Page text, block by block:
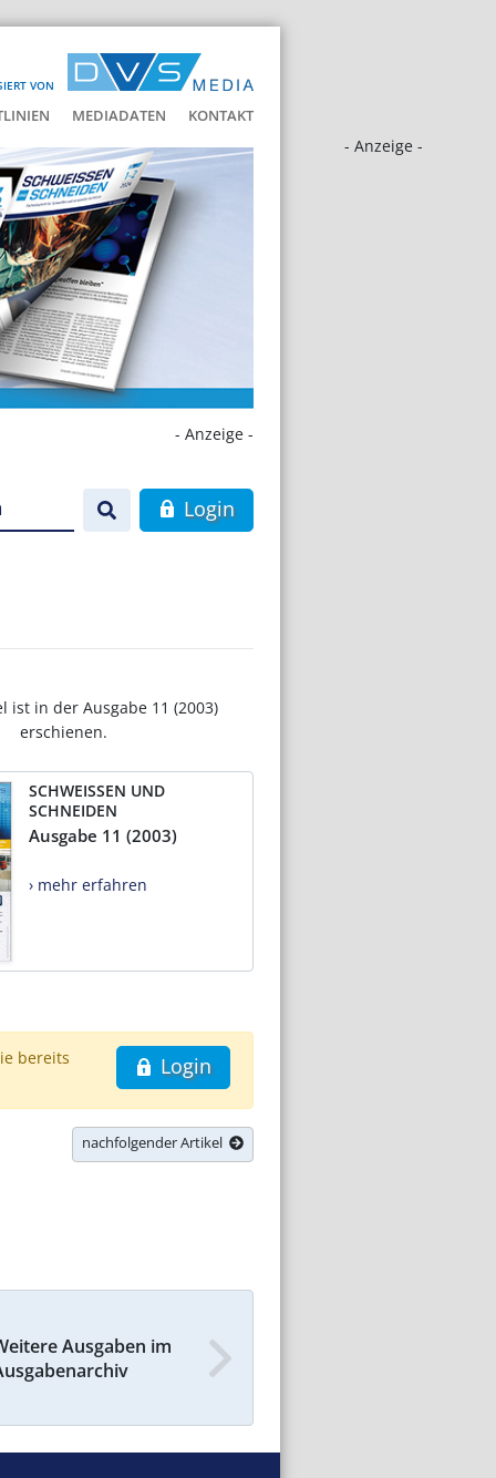
VON
MEDIADATEN KONTAKT
- Anzeige -
- Anzeige -
Login
ist in der Ausgabe 11 (2003)
erschienen.
SCHWEISSEN UND
SCHNEIDEN
Ausgabe 11 (2003)
› mehr erfahren
Login
bereits
nachfolgender Artikel
Ausgaben im